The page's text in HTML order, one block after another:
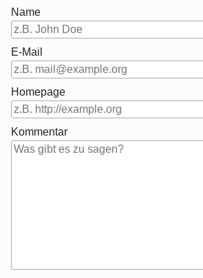
Name
E-Mail
Homepage
Kommentar